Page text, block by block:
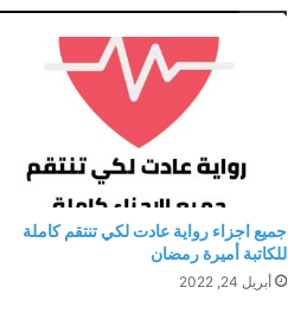
جميع اجزاء رواية عادت لكي تنتقم كاملة
للكاتبة أميرة رمضان
أبريل 24, 2022